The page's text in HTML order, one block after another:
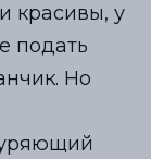
красивы, у
подать
Но